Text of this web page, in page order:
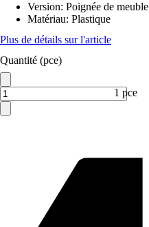
Version: Poignée de meuble
Matériau: Plastique
Plus de détails sur l'article
Quantité (pce)
1 pce